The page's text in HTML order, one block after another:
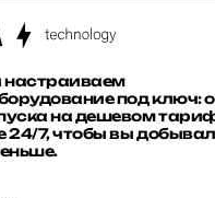
настраиваем
под ключ:
на дешевом
24/7, чтобы вы